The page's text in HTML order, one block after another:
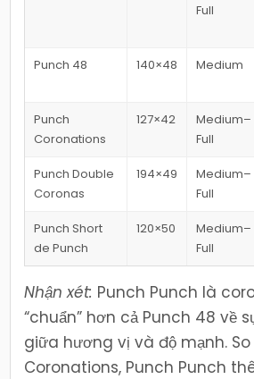
Full
Punch 48 140×48 Medium
Punch
Coronations
127×42
Medium–
Full
Punch Double
Coronas
194×49
Medium–
Full
Punch Short
de Punch
120×50
Medium–
Full
Nhận xét: Punch Punch là
“chuẩn” hơn cả Punch 48 về
giữa hương vị và độ mạnh. So
Coronations, Punch Punch